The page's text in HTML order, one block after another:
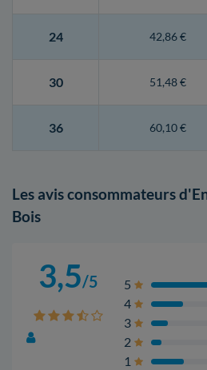
24 42,86 €
30 51,48 €
36 60,10 €
Les avis consommateurs
Bois
3,5/5 5
4
3
2
1